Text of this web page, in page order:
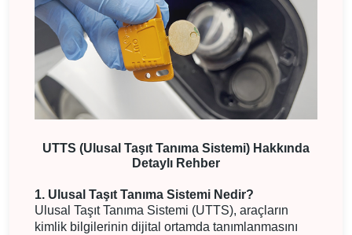
UTTS (Ulusal Taşıt Tanıma Sistemi) Hakkında
Detaylı Rehber
1. Ulusal Taşıt Tanıma Sistemi Nedir?
Ulusal Taşıt Tanıma Sistemi (UTTS), araçların
kimlik bilgilerinin dijital ortamda tanımlanmasını